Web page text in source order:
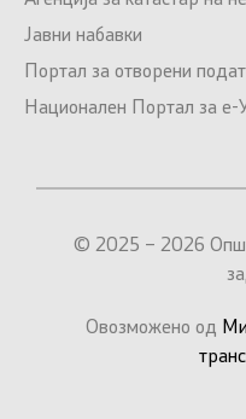
Јавни набавки
Портал за отворени
Национален Портал за е-
© 2025 – 2026
Овозможено од